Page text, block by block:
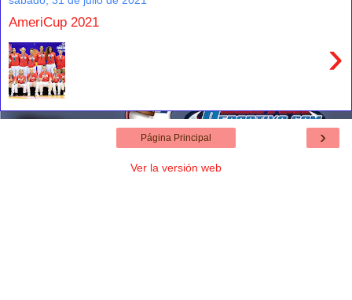
AmeriCup 2021
›
›
Página Principal
Ver la versión web